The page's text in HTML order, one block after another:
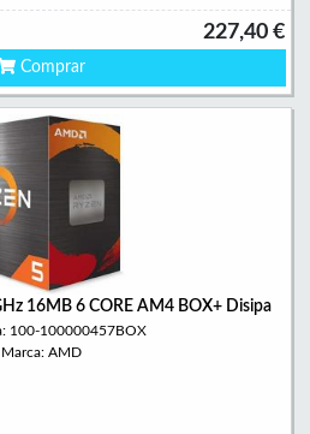
227,40 €
Comprar
16MB 6 CORE AM4 BOX+ Disipa
100-100000457BOX
Marca: AMD